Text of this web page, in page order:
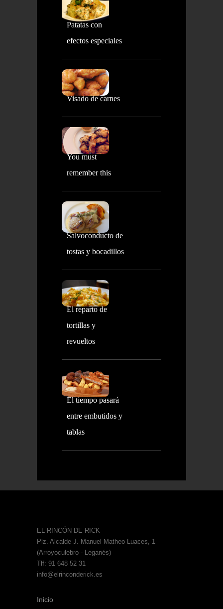
Patatas con
efectos especiales
Visado de carnes
You must
remember this
Salvoconducto de
tostas y bocadillos
El reparto de
tortillas y
revueltos
El tiempo pasará
entre embutidos y
tablas
EL RINCÓN DE RICK
Plz. Alcalde J. Manuel Matheo Luaces, 1
(Arroyoculebro - Leganés)
Tlf: 91 648 52 31
info@elrinconderick.es
Inicio